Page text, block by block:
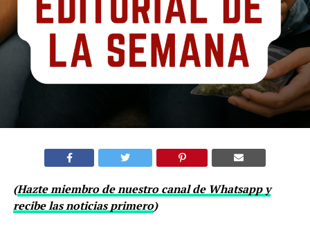
(Hazte miembro de nuestro canal de Whatsapp y
recibe las noticias primero)